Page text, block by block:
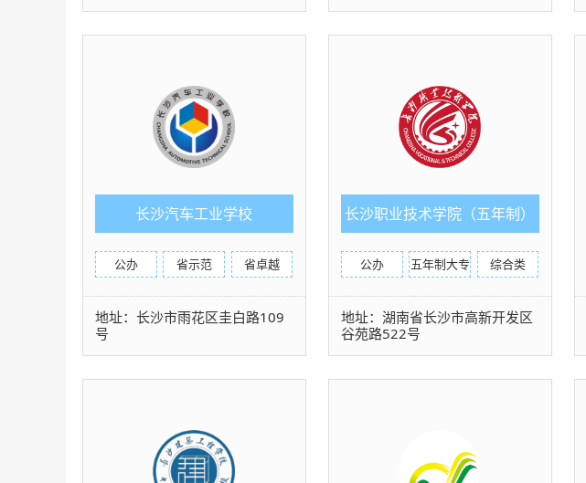
长沙汽车工业学校
公办 省示范 省卓越
地址：长沙市雨花区圭白路109
号
长沙职业技术学院（五年制）
公办 五年制大专 综合类
地址：湖南省长沙市高新开发区
谷苑路522号